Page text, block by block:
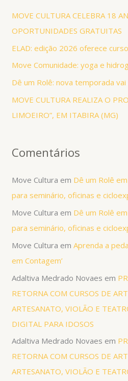
r
p
o
r
MOVE CULTURA CELEBRA 18
OPORTUNIDADES GRATUITAS
ELAD: edição 2026 oferece
Move Comunidade: yoga e
Dê um Rolê: nova temporada
MOVE CULTURA REALIZA O
LIMOEIRO”, EM ITABIRA (MG)
Comentários
Move Cultura em Dê um Rolê
para seminário, oficinas e
Move Cultura em Dê um Rolê
para seminário, oficinas e
Move Cultura emAprenda a
em Contagem’
Adaltiva Medrado Novaes em
RETORNA COM CURSOS DE
ARTESANATO, VIOLÃO E
DIGITAL PARA IDOSOS
Adaltiva Medrado Novaes em
RETORNA COM CURSOS DE
ARTESANATO, VIOLÃO E